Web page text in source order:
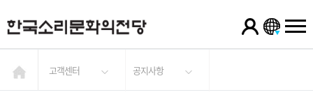
고객센터 공지사항